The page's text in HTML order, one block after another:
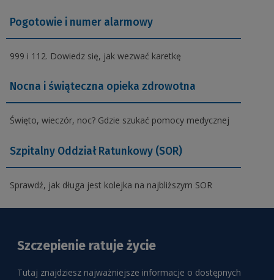
Pogotowie i numer alarmowy
999 i 112. Dowiedz się, jak wezwać karetkę
Nocna i świąteczna opieka zdrowotna
Święto, wieczór, noc? Gdzie szukać pomocy medycznej
Szpitalny Oddział Ratunkowy (SOR)
Sprawdź, jak długa jest kolejka na najbliższym SOR
Szczepienie ratuje życie
Tutaj znajdziesz najważniejsze informacje o dostępnych